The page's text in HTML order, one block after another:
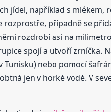
jídel, například s mlékem,
rozprostře, případně se
rozdrobí asi na
spojí a utvoří zrníčka.
Tunisku) nebo pomocí
jen v horké vodě. V